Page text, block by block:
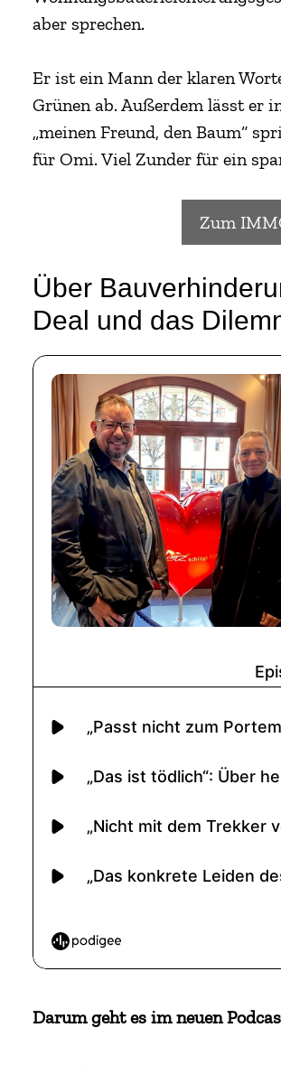
aber sprechen.
Er ist ein Mann der klaren
Grünen ab. Außerdem lässt er
„meinen Freund, den Baum“
für Omi. Viel Zunder für ein
Zum
Über
Deal und das
Darum geht es im neuen